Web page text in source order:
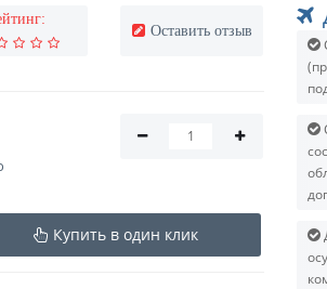
Оставить отзыв
Купить в один клик